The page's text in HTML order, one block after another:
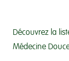
Découvrez la
Médecine